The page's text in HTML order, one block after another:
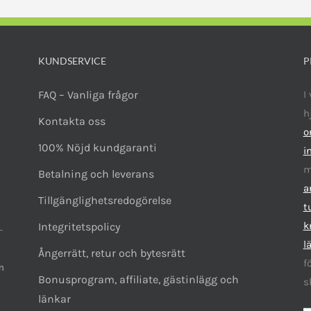
alternativen
KUNDSERVICE
FAQ – Vanliga frågor
Kontakta oss
100% Nöjd kundgaranti
Betalning och leverans
Tillgänglighetsredogörelse
Integritetspolicy
Ångerrätt, retur och bytesrätt
Bonusprogram, affiliate, gästinlägg och
länkar
I